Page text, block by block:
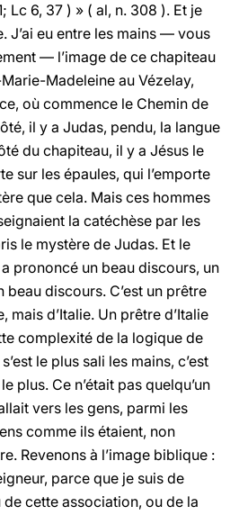
Lc 6, 37 ) » ( al, n. 308 ). Et je
J’ai eu entre les mains — vous
— l’image de ce chapiteau
Madeleine au Vézelay,
où commence le Chemin de
il y a Judas, pendu, la langue
du chapiteau, il y a Jésus le
sur les épaules, qui l’emporte
que cela. Mais ces hommes
la catéchèse par les
le mystère de Judas. Et le
prononcé un beau discours, un
beau discours. C’est un prêtre
mais d’Italie. Un prêtre d’Italie
complexité de la logique de
le plus sali les mains, c’est
plus. Ce n’était pas quelqu’un
vers les gens, parmi les
comme ils étaient, non
Revenons à l’image biblique :
parce que je suis de
de cette association, ou de la